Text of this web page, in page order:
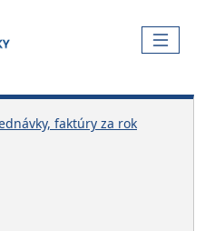
MENU
faktúry za rok